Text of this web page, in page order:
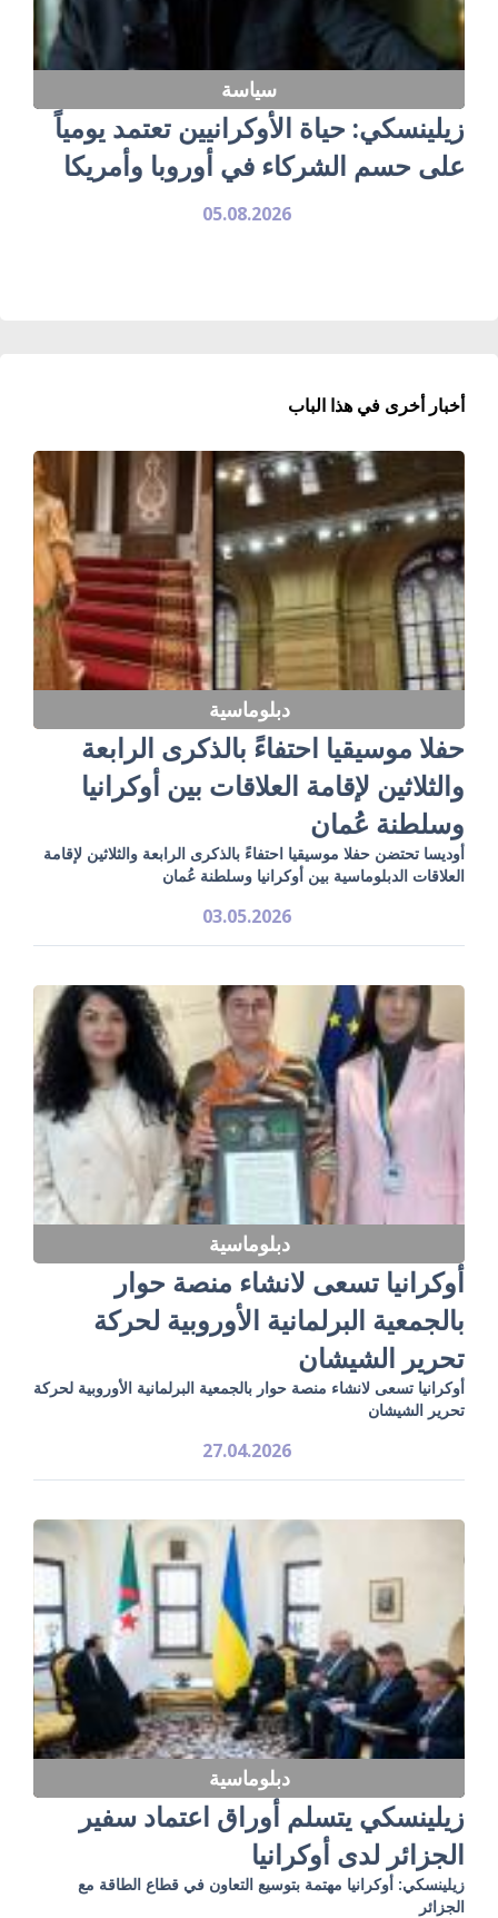
سياسة
زيلينسكي: حياة الأوكرانيين تعتمد يومياً
على حسم الشركاء في أوروبا وأمريكا
05.08.2026
أخبار أخرى في هذا الباب
دبلوماسية
حفلا موسيقيا احتفاءً بالذكرى الرابعة
والثلاثين لإقامة العلاقات بين أوكرانيا
وسلطنة عُمان
أوديسا تحتضن حفلا موسيقيا احتفاءً بالذكرى الرابعة والثلاثين لإقامة
العلاقات الدبلوماسية بين أوكرانيا وسلطنة عُمان
03.05.2026
دبلوماسية
أوكرانيا تسعى لانشاء منصة حوار
بالجمعية البرلمانية الأوروبية لحركة
تحرير الشيشان
أوكرانيا تسعى لانشاء منصة حوار بالجمعية البرلمانية الأوروبية لحركة
تحرير الشيشان
27.04.2026
دبلوماسية
زيلينسكي يتسلم أوراق اعتماد سفير
الجزائر لدى أوكرانيا
زيلينسكي: أوكرانيا مهتمة بتوسيع التعاون في قطاع الطاقة مع
الجزائر